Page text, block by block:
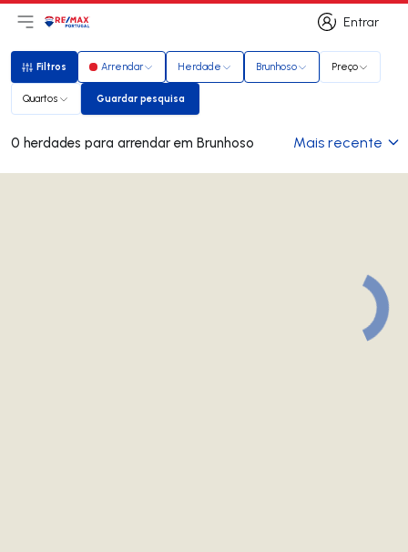
Entrar
Entrar
Abri menu principal
LogoIr para página inicial
Filtros
Filtros Arrendar Herdade Brunhoso Preço
Quartos Guardar pesquisa
Guardar pesquisa
0 herdades para arrendar em Brunhoso Mais recente